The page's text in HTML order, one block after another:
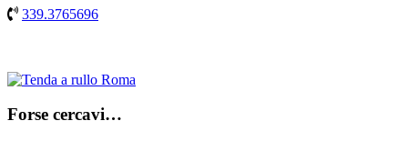
339.3765696
Forse cercavi…